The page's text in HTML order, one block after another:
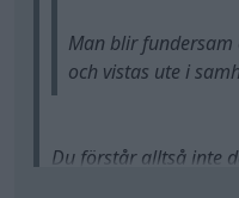
Man blir
och vistas ute i
Du förstår alltså inte